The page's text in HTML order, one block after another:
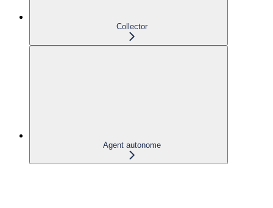
Collector
Agent autonome